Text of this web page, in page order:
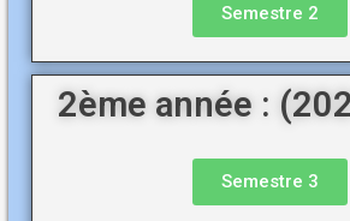
Semestre 2
2ème année :
Semestre 3